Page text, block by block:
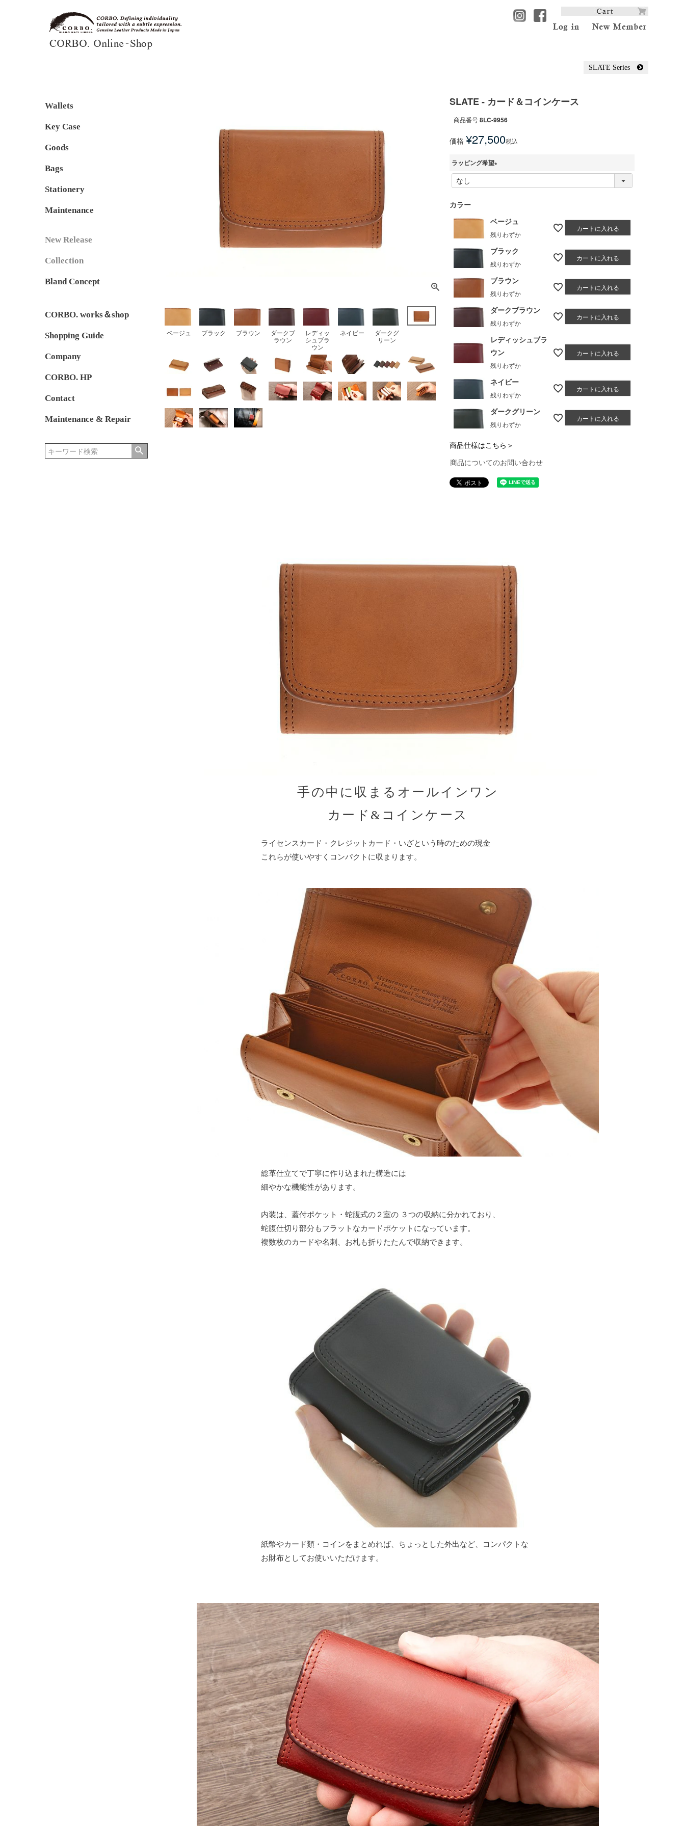
SLATE Series
Wallets
Key Case
Goods
Bags
Stationery
Maintenance
New Release
Collection
Bland Concept
CORBO. works＆shop
Shopping Guide
Company
CORBO. HP
Contact
Maintenance & Repair
ベージュ ブラック ブラウン
ダークブ
ラウン
レディッ
シュブラ
ウン
ネイビー
ダークグ
リーン
SLATE - カード＆コインケース
商品番号8LC-9956
価格 ¥27,500税込
ラッピング希望
必
カラー
ベージュ
残りわずか
カートに入れる
ブラック
残りわずか
カートに入れる
ブラウン
残りわずか
カートに入れる
ダークブラウン
残りわずか
カートに入れる
レディッシュブラ
ウン
残りわずか
カートに入れる
ネイビー
残りわずか
カートに入れる
ダークグリーン
残りわずか
カートに入れる
商品仕様はこちら＞
商品についてのお問い合わせ
手の中に収まるオールインワン
カード&コインケース
ライセンスカード・クレジットカード・いざという時のための現金
これらが使いやすくコンパクトに収まります。
総革仕立てで丁寧に作り込まれた構造には
細やかな機能性があります。
内装は、蓋付ポケット・蛇腹式の２室の ３つの収納に分かれており、
蛇腹仕切り部分もフラットなカードポケットになっています。
複数枚のカードや名刺、お札も折りたたんで収納できます。
紙幣やカード類・コインをまとめれば、ちょっとした外出など、コンパクトな
お財布としてお使いいただけます。